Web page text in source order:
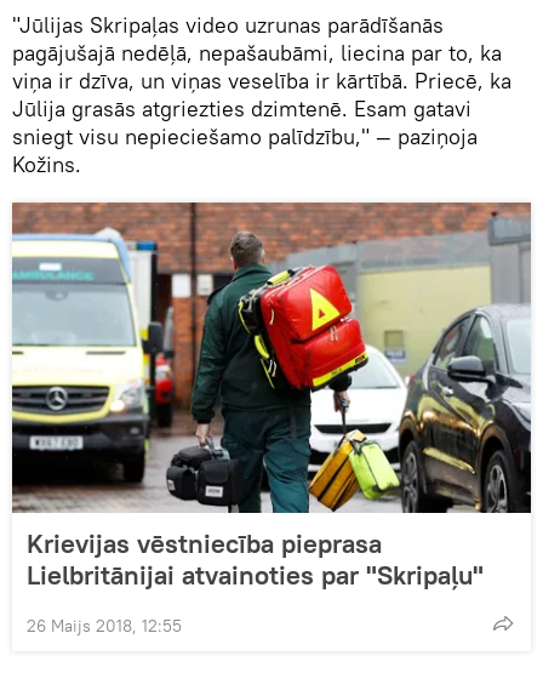
"Jūlijas Skripaļas video uzrunas parādīšanās
pagājušajā nedēļā, nepašaubāmi, liecina par to, ka
viņa ir dzīva, un viņas veselība ir kārtībā. Priecē, ka
Jūlija grasās atgriezties dzimtenē. Esam gatavi
sniegt visu nepieciešamo palīdzību," — paziņoja
Kožins.
Krievijas vēstniecība pieprasa
Lielbritānijai atvainoties par "Skripaļu"
26 Maijs 2018, 12:55